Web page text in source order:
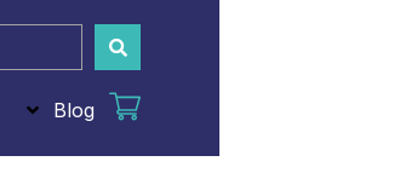
Blog